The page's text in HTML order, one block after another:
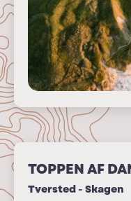
TOPPEN AF
Tversted - Skagen